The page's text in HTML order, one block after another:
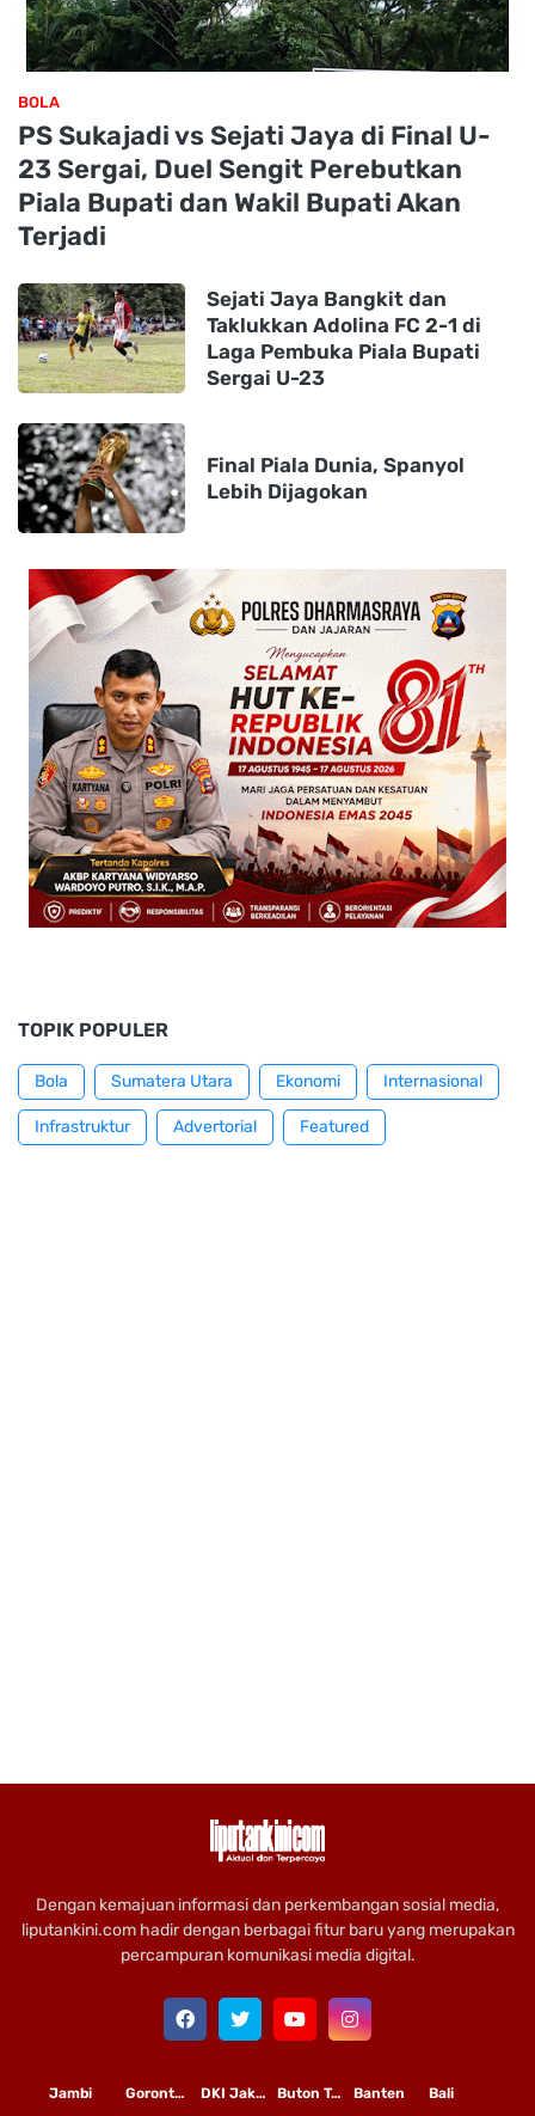
BOLA
PS Sukajadi vs Sejati Jaya di Final U-
23 Sergai, Duel Sengit Perebutkan
Piala Bupati dan Wakil Bupati Akan
Terjadi
Sejati Jaya Bangkit dan
Taklukkan Adolina FC 2-1 di
Laga Pembuka Piala Bupati
Sergai U-23
Final Piala Dunia, Spanyol
Lebih Dijagokan
TOPIK POPULER
Bola Sumatera Utara Ekonomi Internasional
Infrastruktur Advertorial Featured
Dengan kemajuan informasi dan perkembangan sosial media,
liputankini.com hadir dengan berbagai fitur baru yang merupakan
percampuran komunikasi media digital.
Bali
Banten
Buton Tengah
DKI Jakarta
Gorontalo
Jambi